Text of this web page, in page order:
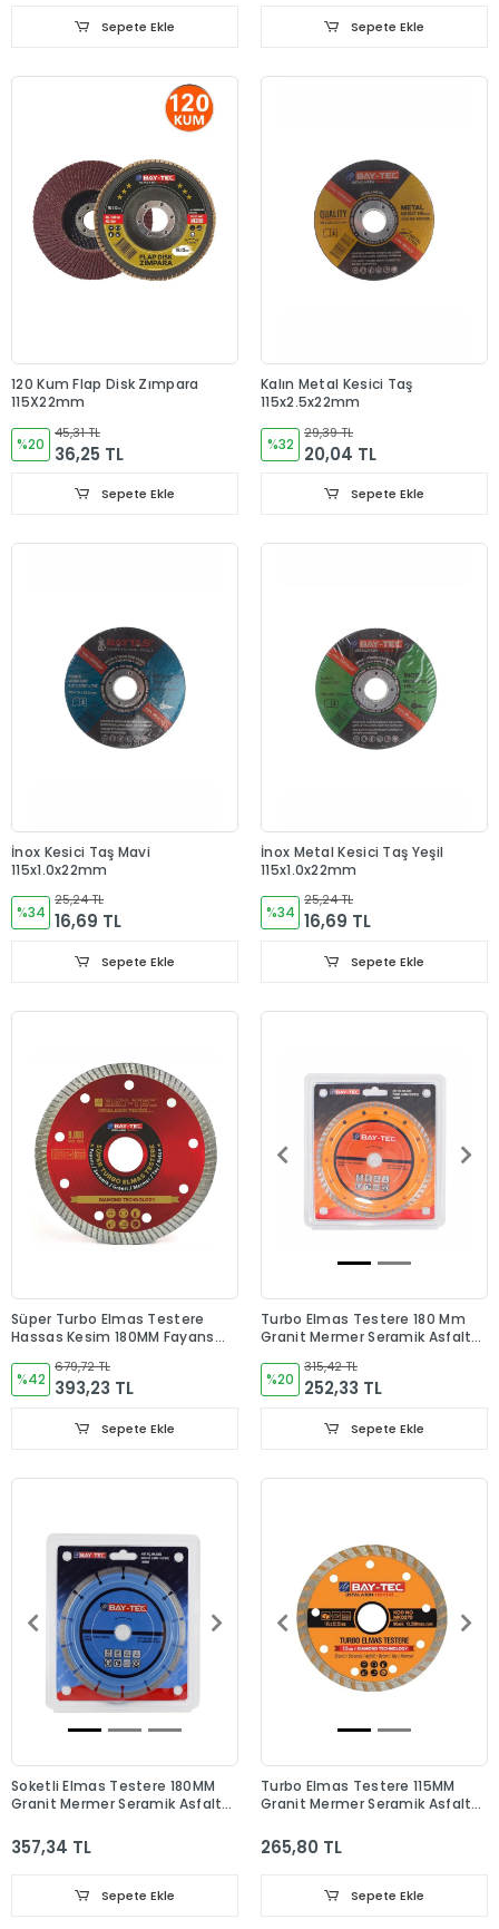
Sepete Ekle Sepete Ekle
120 Kum Flap Disk Zımpara
115X22mm
%20
45,31 TL
36,25 TL
Sepete Ekle
Kalın Metal Kesici Taş
115x2.5x22mm
%32
29,39 TL
20,04 TL
Sepete Ekle
İnox Kesici Taş Mavi
115x1.0x22mm
%34
25,24 TL
16,69 TL
Sepete Ekle
İnox Metal Kesici Taş Yeşil
115x1.0x22mm
%34
25,24 TL
16,69 TL
Sepete Ekle
Süper Turbo Elmas Testere
Hassas Kesim 180MM Fayans
Testeresi
%42
679,72 TL
393,23 TL
Sepete Ekle
Turbo Elmas Testere 180 Mm
Granit Mermer Seramik Asfalt
%20
315,42 TL
252,33 TL
Sepete Ekle
Soketli Elmas Testere 180MM
Granit Mermer Seramik Asfalt
357,34 TL
Sepete Ekle
Turbo Elmas Testere 115MM
Granit Mermer Seramik Asfalt
265,80 TL
Sepete Ekle